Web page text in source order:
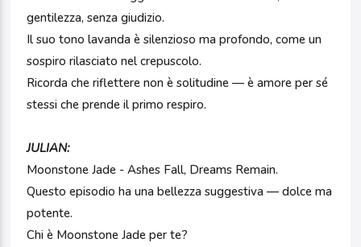
gentilezza, senza giudizio.
Il suo tono lavanda è silenzioso ma profondo, come un
sospiro rilasciato nel crepuscolo.
Ricorda che riflettere non è solitudine — è amore per sé
stessi che prende il primo respiro.
JULIAN:
Moonstone Jade - Ashes Fall, Dreams Remain.
Questo episodio ha una bellezza suggestiva — dolce ma
potente.
Chi è Moonstone Jade per te?